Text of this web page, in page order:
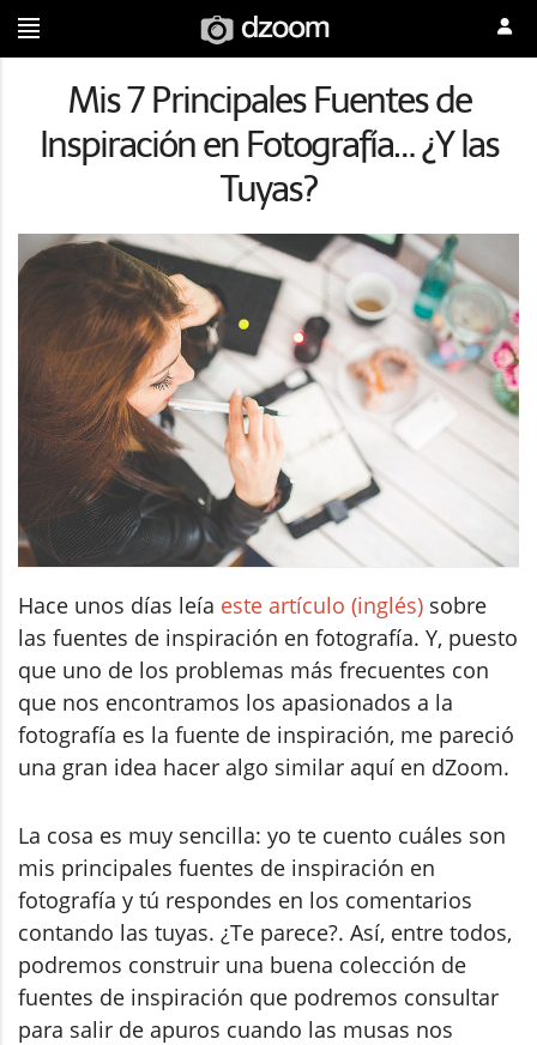
Mis 7 Principales Fuentes de
Inspiración en Fotografía… ¿Y las
Tuyas?
Hace unos días leía este artículo (inglés) sobre
las fuentes de inspiración en fotografía. Y, puesto
que uno de los problemas más frecuentes con
que nos encontramos los apasionados a la
fotografía es la fuente de inspiración, me pareció
una gran idea hacer algo similar aquí en dZoom.
La cosa es muy sencilla: yo te cuento cuáles son
mis principales fuentes de inspiración en
fotografía y tú respondes en los comentarios
contando las tuyas. ¿Te parece?. Así, entre todos,
podremos construir una buena colección de
fuentes de inspiración que podremos consultar
para salir de apuros cuando las musas nos